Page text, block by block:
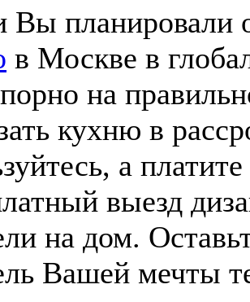
Вы планировали
в Москве в
на
кухню в
а
выезд
на дом.
Вашей мечты